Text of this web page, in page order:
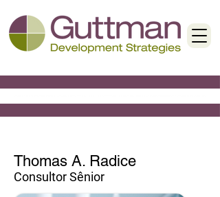
Thomas A. Radice
Consultor Sênior